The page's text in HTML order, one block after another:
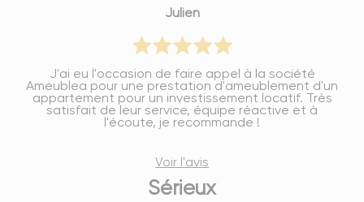
Julien
J'ai eu l'occasion de faire appel à la société
Ameublea pour une prestation d'ameublement d'un
appartement pour un investissement locatif. Très
satisfait de leur service, équipe réactive et à
l'écoute, je recommande !
Voir l'avis
Sérieux